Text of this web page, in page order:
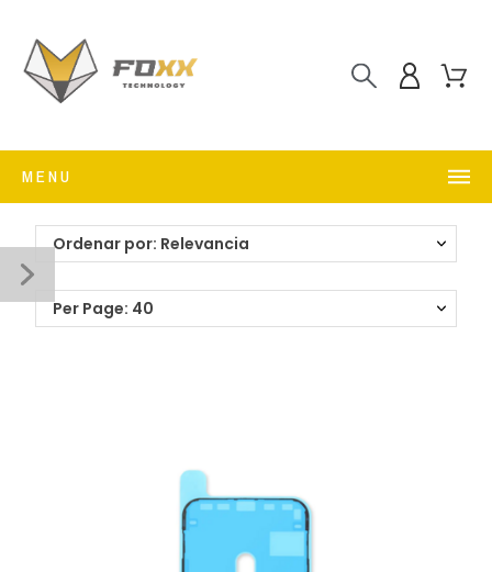
MENU
Ordenar por: Relevancia
Per Page: 40